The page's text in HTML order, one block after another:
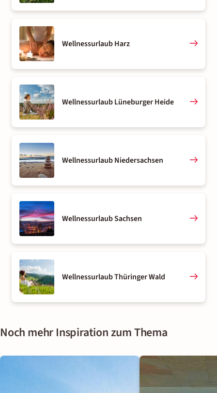
Wellnessurlaub Harz
Wellnessurlaub Lüneburger Heide
Wellnessurlaub Niedersachsen
Wellnessurlaub Sachsen
Wellnessurlaub Thüringer Wald
Noch mehr Inspiration zum Thema